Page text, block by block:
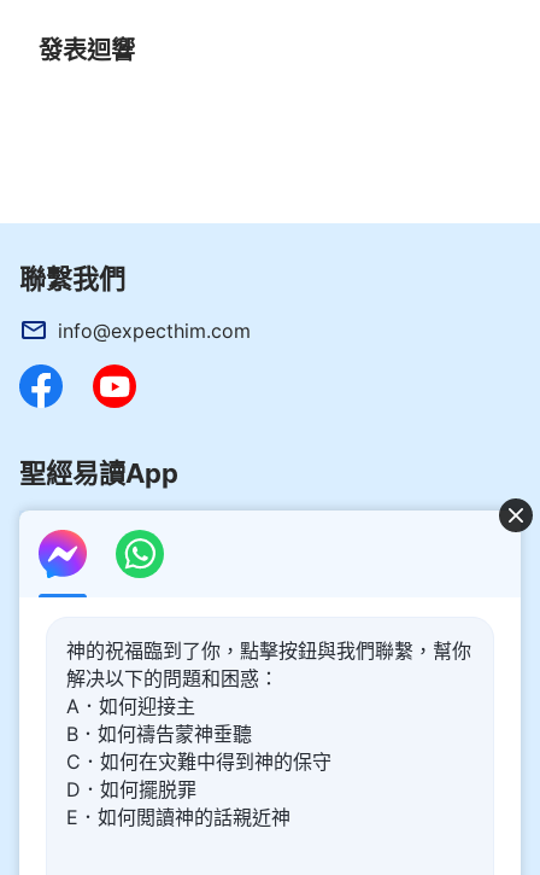
發表迴響
聯繫我們
info@expecthim.com
聖經易讀App
你想了解主再來的奥秘，喜迎主重歸嗎？以下内容將為你帶
來幫助。請點擊進入閲讀、觀看！
通過Messenger與我們聯繫
神的祝福臨到了你，點擊按鈕與我們聯繫，幫你
解决以下的問題和困惑：
A．如何迎接主
B．如何禱告蒙神垂聽
C．如何在灾難中得到神的保守
D．如何擺脱罪
E．如何閲讀神的話親近神